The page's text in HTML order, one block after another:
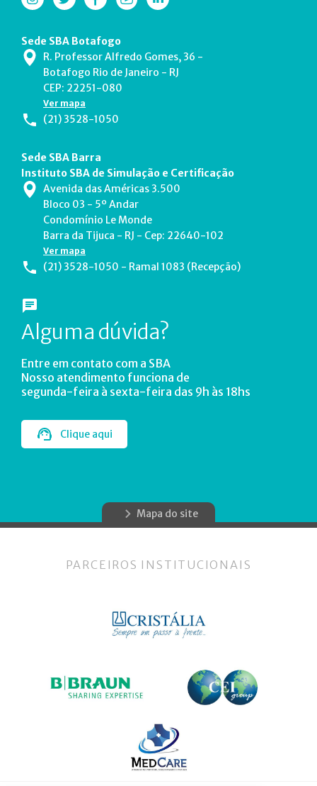
Sede SBA Botafogo
R. Professor Alfredo Gomes, 36 -
Botafogo Rio de Janeiro - RJ
CEP: 22251-080
Ver mapa
(21) 3528-1050
Sede SBA Barra
Instituto SBA de Simulação e Certificação
Avenida das Américas 3.500
Bloco 03 - 5º Andar
Condomínio Le Monde
Barra da Tijuca - RJ - Cep: 22640-102
Ver mapa
(21) 3528-1050 - Ramal 1083 (Recepção)
Alguma dúvida?
Entre em contato com a SBA
Nosso atendimento funciona de
segunda-feira à sexta-feira das 9h às 18hs
Clique aqui
Mapa do site
PARCEIROS INSTITUCIONAIS